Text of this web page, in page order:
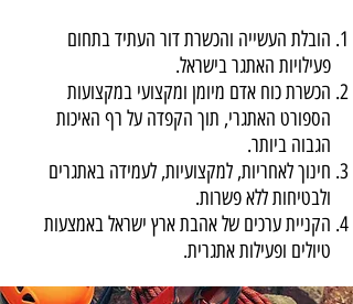
הובלת העשייה והכשרת דור העתיד בתחום
פעילויות האתגר בישראל.
הכשרת כוח אדם מיומן ומקצועי במקצועות
הספורט האתגרי, תוך הקפדה על רף האיכות
הגבוה ביותר.
חינוך לאחריות, למקצועיות, לעמידה באתגרים
ולבטיחות ללא פשרות.
הקניית ערכים של אהבת ארץ ישראל באמצעות
טיולים ופעילות אתגרית.